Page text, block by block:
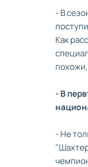
- В
Как
- В
- Не